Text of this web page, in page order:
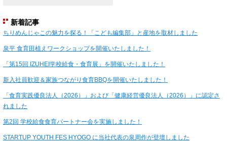
新着記事
ちりめんじゃこの魅力を探る！「こども編集部」と産地を取材しました
泉平 食育田植えワークショップを開催いたしました！
「第15回 IZUHEI学校給食・食育展」を開催いたしました！
新入社員歓迎＆家族つながり食育BBQを開催いたしました！
「食育実践優良法人（2026）」および「健康経営優良法人（2026）」に認定さ
れました
第2回 学校給食食育パートナー会を実施しました！
STARTUP YOUTH FES HYOGO に当社代表の泉周作が登壇しました